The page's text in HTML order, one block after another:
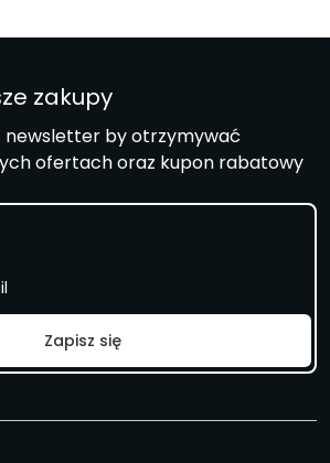
zakupy
newsletter by otrzymywać
ofertach oraz kupon rabatowy
Zapisz się